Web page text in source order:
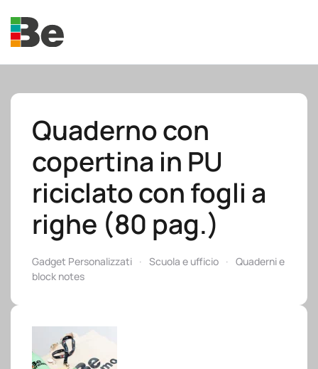
Skip to main content
Quaderno con
copertina in PU
riciclato con fogli a
righe (80 pag.)
Gadget Personalizzati Scuola e ufficio
Quaderni e
block notes